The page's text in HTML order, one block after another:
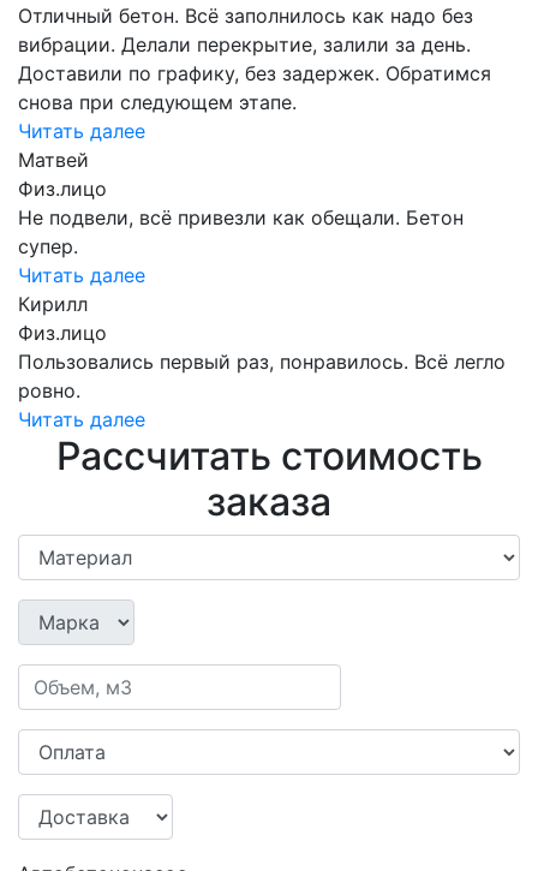
Отличный бетон. Всё заполнилось как надо без
вибрации. Делали перекрытие, залили за день.
Доставили по графику, без задержек. Обратимся
снова при следующем этапе.
Читать далее
Матвей
Физ.лицо
Не подвели, всё привезли как обещали. Бетон
супер.
Читать далее
Кирилл
Физ.лицо
Пользовались первый раз, понравилось. Всё легло
ровно.
Читать далее
Рассчитать стоимость
заказа